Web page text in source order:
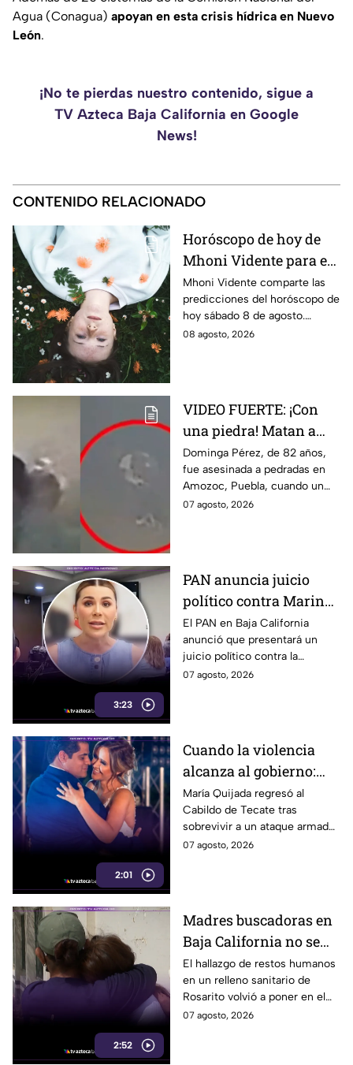
Agua (Conagua) apoyan en esta crisis hídrica en Nuevo
León.
¡No te pierdas nuestro contenido, sigue a
TV Azteca Baja California en Google
News!
CONTENIDO RELACIONADO
Horóscopo de hoy de
Mhoni Vidente para el
sábado 8 de agosto
¡Cierre de ciclo!
Mhoni Vidente comparte las
predicciones del horóscopo de
hoy sábado 8 de agosto.
Descubre qué signos vivirán
08 agosto, 2026
VIDEO FUERTE: ¡Con
una piedra! Matan a
vendedora de cemitas
de 82 años mientras iba
a su casa
Dominga Pérez, de 82 años,
fue asesinada a pedradas en
Amozoc, Puebla, cuando un
sujeto le robó los 90 pesos
07 agosto, 2026
3:23
PAN anuncia juicio
político contra Marina
del Pilar y la fiscal de
Baja California
El PAN en Baja California
anunció que presentará un
juicio político contra la
gobernadora y la fiscal del
07 agosto, 2026
2:01
Cuando la violencia
alcanza al gobierno:
regidora de Tecate
vuelve al Cabildo tras
sobrevivir a un ataque
armado
María Quijada regresó al
Cabildo de Tecate tras
sobrevivir a un ataque armado
en el que murió su esposo y
07 agosto, 2026
2:52
Madres buscadoras en
Baja California no se
detienen: hallazgo de
restos humanos
reaviva la
preocupación
El hallazgo de restos humanos
en un relleno sanitario de
Rosarito volvió a poner en el
centro la labor de las madres
07 agosto, 2026